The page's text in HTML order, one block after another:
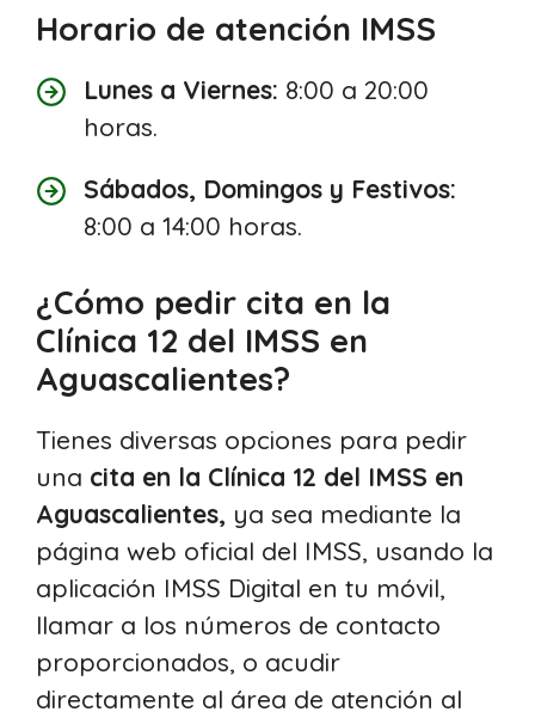
Horario de atención IMSS
Lunes a Viernes: 8:00 a 20:00
horas.
Sábados, Domingos y Festivos:
8:00 a 14:00 horas.
¿Cómo pedir cita en la
Clínica 12 del IMSS en
Aguascalientes?
Tienes diversas opciones para pedir
una cita en la Clínica 12 del IMSS en
Aguascalientes, ya sea mediante la
página web oficial del IMSS, usando la
aplicación IMSS Digital en tu móvil,
llamar a los números de contacto
proporcionados, o acudir
directamente al área de atención al